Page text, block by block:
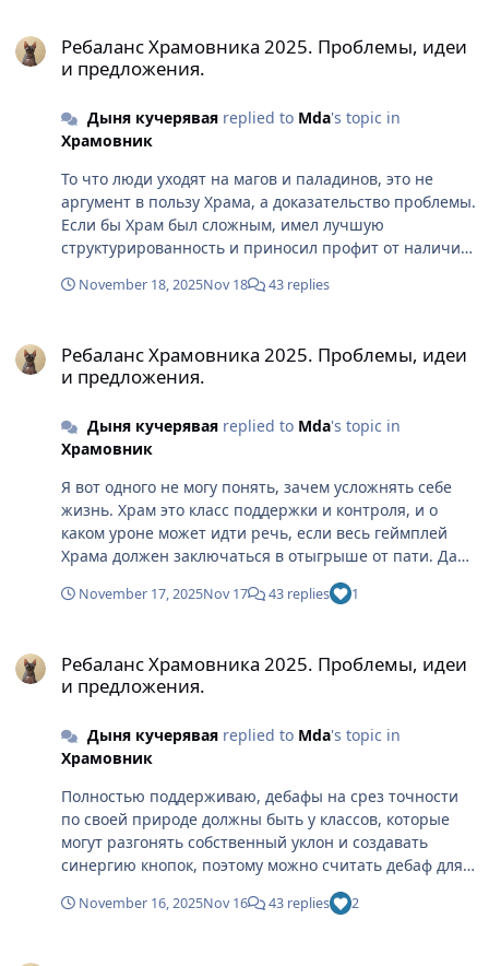
среднего. А у Храма все наоборот. Ты выполняешь
больше условий, тратишь больше времени, следишь
тому, что другие получают пассивно и без условий
Ребаланс Храмовника 2025. Проблемы, идеи
и предложения.
Дыня кучеряваяreplied to Mda's topic in
Храмовник
То что люди уходят на магов и паладинов, это не
аргумент в пользу Храма, а доказательство проблемы.
Если бы Храм был сложным, имел лучшую
структурированность и приносил профит от наличия
потенциала. А происходит обратное. Игроки смотрят
проще и эффективность выше Поэтому это прямое
подтверждение того, что сложность Храма это
продуманного геймплея
November 18, 2025Nov 18 43 replies
Ребаланс Храмовника 2025. Проблемы, идеи
и предложения.
Дыня кучеряваяreplied to Mda's topic in
Храмовник
Я вот одного не могу понять, зачем усложнять себе
жизнь. Храм это класс поддержки и контроля, и о
каком уроне может идти речь, если весь геймплей
Храма должен заключаться в отыгрыше от пати. Дал
дал ушел подсейвил все. Да, когда то можно залетать
и пробовать кого то вырезать, но это рулетка, один
класс получает пассивный постоянный срез без
условий, без подготовки, без настакиваний, что дает
то постоянно должны сталкиваться с какими то
условиями и настакиваниями, чтобы хотя бы как то
конкурировать в одной стезе. Я лично не понимаю,
чем компенсируются такие настакивания
November 17, 2025Nov 17 43 replies 1
Ребаланс Храмовника 2025. Проблемы, идеи
и предложения.
Дыня кучеряваяreplied to Mda's topic in
Храмовник
Полностью поддерживаю, дебафы на срез точности
по своей природе должны быть у классов, которые
могут разгонять собственный уклон и создавать
синергию кнопок, поэтому можно считать дебаф для
Храма морально устаревшим. Логичнее было бы
заменить его на срез пробива, который неплохо
November 16, 2025Nov 16 43 replies 2